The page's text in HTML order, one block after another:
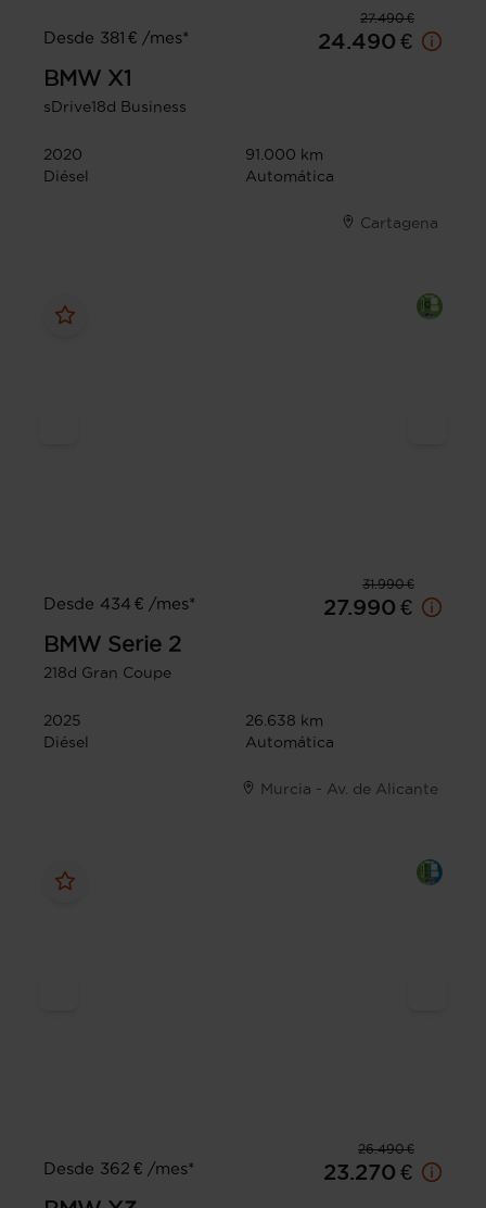
27.490 €
Desde 381 € /mes*
24.490 €
BMW X1
sDrive18d Business
2020
91.000 km
Diésel
Automática
Cartagena
31.990 €
Desde 434 € /mes*
27.990 €
BMW Serie 2
218d Gran Coupe
2025
26.638 km
Diésel
Automática
Murcia - Av. de Alicante
26.490 €
Desde 362 € /mes*
23.270 €